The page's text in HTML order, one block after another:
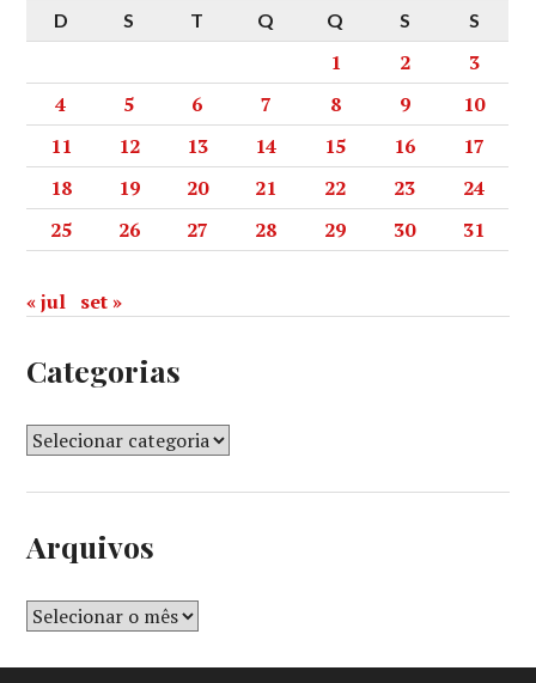
D
S T Q Q S S
1 2
3
4
5 6 7 8 9
10
11
12 13 14 15 16
17
18
19 20 21 22 23
24
25
26 27 28 29 30 31
« jul set »
Categorias
Arquivos